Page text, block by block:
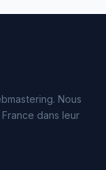
Nous
dans leur